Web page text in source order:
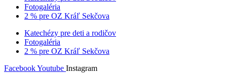
Fotogaléria
2 % pre OZ Kráľ Sekčova
Katechézy pre deti a rodičov
Fotogaléria
2 % pre OZ Kráľ Sekčova
FacebookYoutube Instagram